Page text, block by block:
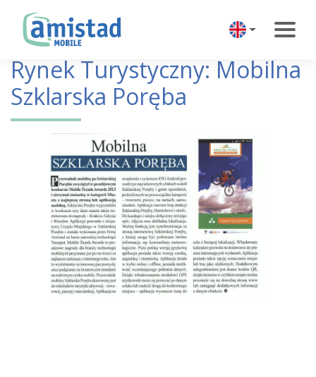
Rynek Turystyczny: Mobilna
Szklarska Poręba